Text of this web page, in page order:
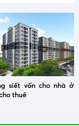
siết vốn cho nhà ở
thuê